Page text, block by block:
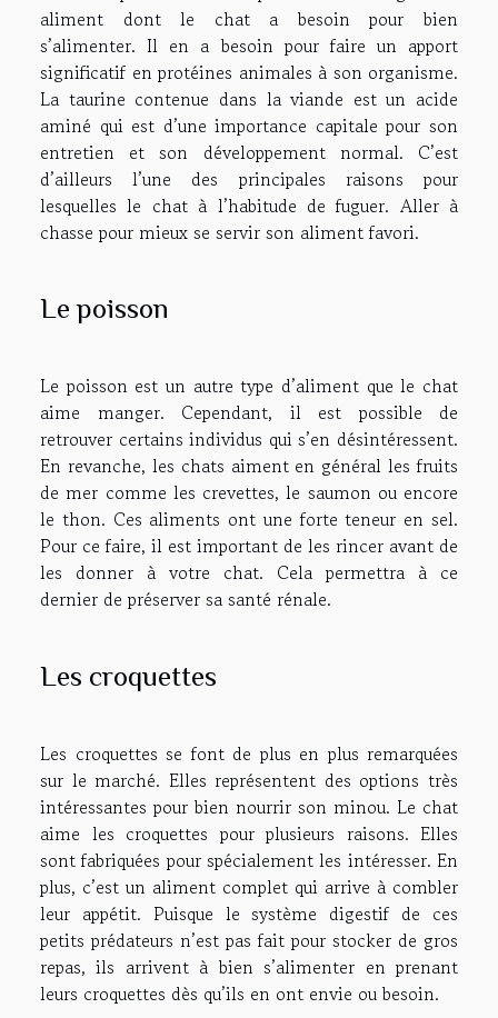
aliment dont le chat a besoin pour bien
s’alimenter. Il en a besoin pour faire un apport
significatif en protéines animales à son organisme.
La taurine contenue dans la viande est un acide
aminé qui est d’une importance capitale pour son
entretien et son développement normal. C’est
d’ailleurs l’une des principales raisons pour
lesquelles le chat à l’habitude de fuguer. Aller à
chasse pour mieux se servir son aliment favori.
Le poisson
Le poisson est un autre type d’aliment que le chat
aime manger. Cependant, il est possible de
retrouver certains individus qui s’en désintéressent.
En revanche, les chats aiment en général les fruits
de mer comme les crevettes, le saumon ou encore
le thon. Ces aliments ont une forte teneur en sel.
Pour ce faire, il est important de les rincer avant de
les donner à votre chat. Cela permettra à ce
dernier de préserver sa santé rénale.
Les croquettes
Les croquettes se font de plus en plus remarquées
sur le marché. Elles représentent des options très
intéressantes pour bien nourrir son minou. Le chat
aime les croquettes pour plusieurs raisons. Elles
sont fabriquées pour spécialement les intéresser. En
plus, c’est un aliment complet qui arrive à combler
leur appétit. Puisque le système digestif de ces
petits prédateurs n’est pas fait pour stocker de gros
repas, ils arrivent à bien s’alimenter en prenant
leurs croquettes dès qu’ils en ont envie ou besoin.